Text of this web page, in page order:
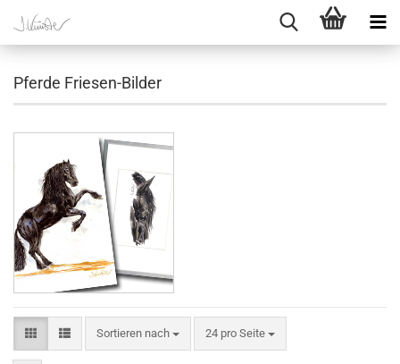
Pferde Friesen-Bilder
Sortieren nach
Sortieren nach 24 pro Seite
pro Seite